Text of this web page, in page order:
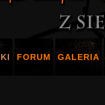
FORUM GALERIA